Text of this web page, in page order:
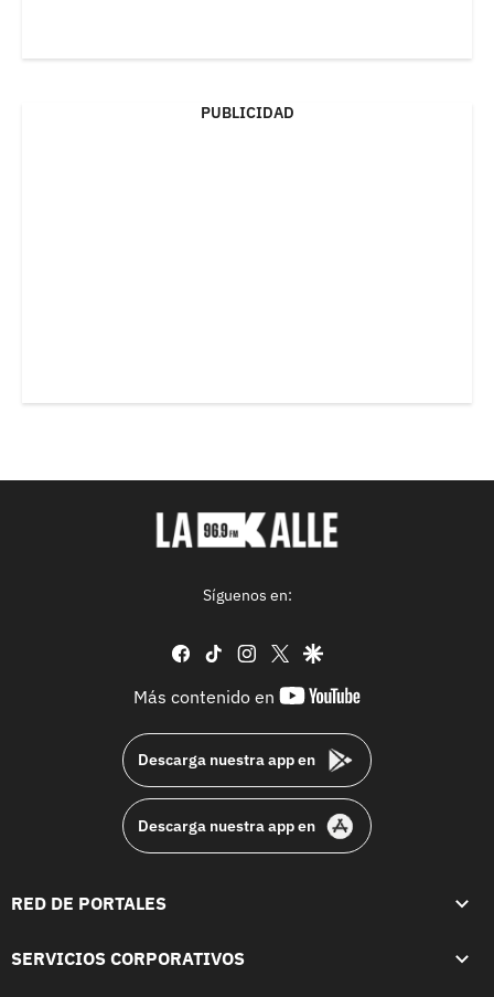
PUBLICIDAD
Síguenos en:
facebook
tiktok instagram
twittergoogle
Más contenido en
youtube-
Descarga nuestra app en
Descarga nuestra app en
RED DE PORTALES
SERVICIOS CORPORATIVOS